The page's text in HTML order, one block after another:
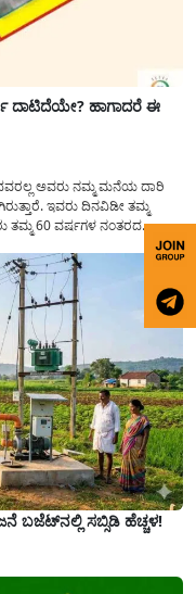
ದಾಟಿದೆಯೇ? ಹಾಗಾದರೆ ಈ
ಅವರು ನಮ್ಮ ಮನೆಯ ದಾರಿ
ಇವರು ದಿನವಿಡೀ ತಮ್ಮ
ತಮ್ಮ 60 ವರ್ಷಗಳ ನಂತರದ
ಆದ್ದರಿಂದ ಸರ್ಕಾರವು
ಬಜೆಟ್‌ನಲ್ಲಿ ಸಬ್ಸಿಡಿ ಹೆಚ್ಚಳ!